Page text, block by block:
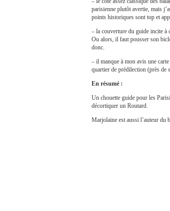
parisienne plutôt avertie, mais
points historiques sont top et
– la couverture du guide incite
Ou alors, il faut pousser son
donc.
– il manque à mon avis une
quartier de prédilection (près de
En résumé :
Un chouette guide pour les
décortiquer un Routard.
Marjolaine est aussi l’auteur du